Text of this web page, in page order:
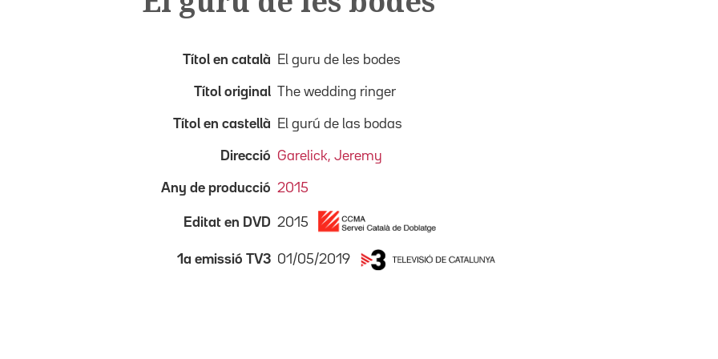
Títol en català El guru de les bodes
Títol original The wedding ringer
Títol en castellà El gurú de las bodas
Direcció Garelick, Jeremy
Any de producció 2015
Editat en DVD 2015
1a emissió TV3 01/05/2019